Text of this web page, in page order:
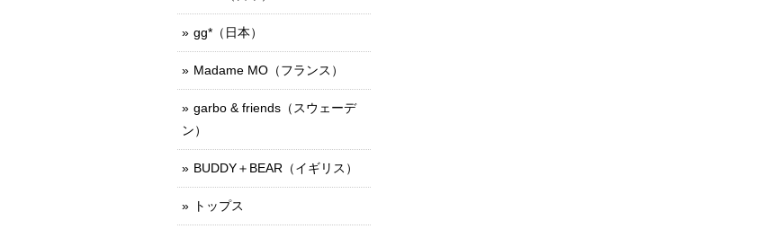
gg*（日本）
Madame MO（フランス）
garbo & friends（スウェーデ
ン）
BUDDY＋BEAR（イギリス）
トップス